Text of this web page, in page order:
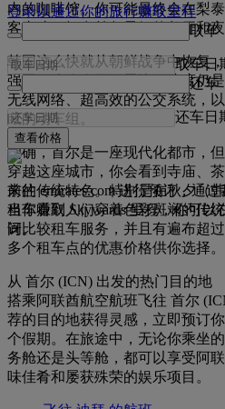
内的咖啡馆。你可能最终会在梨
客青睐，拥有首尔最好的餐厅和夜
韩国这么快就从朝鲜战争中恢复
强国，这令人不可思议。速度仍
无线网络、超高效的公交系统，
眩的动车组。
的确，首尔是一座现代化都市，
穿越这座城市，你会看到寺庙、
来的传统特色。特别是在秋夕（
当你看到人们穿着色彩斑斓的传
讶。
登录以通过你的旅行赚取里程
取车
取车日
还车
还车日
查看价格
前往 emirates.com 进行预订，通
租车赚取 Skywards 里程，你可以
间比较租车服务，并且有遍布超
多个租车点的优惠价格供你选择。
从 首尔 (ICN) 出发的热门目的地
搭乘阿联酋航空航班飞往 首尔
荐的目的地获得灵感，立即预订
个假期。在旅途中，无论你乘坐
务舱还是头等舱，都可以享受阿
味佳肴和屡获殊荣的娱乐项目。